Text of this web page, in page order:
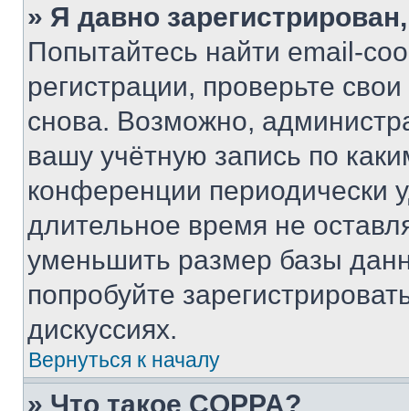
» Я давно
Попытайтесь найти email-
регистрации, проверьте
снова. Возможно,
вашу учётную запись по
конференции периодически
длительное время не
уменьшить размер базы
попробуйте
дискуссиях.
Вернуться к началу
» Что такое COPPA?